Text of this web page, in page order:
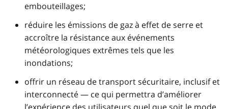
embouteillages;
réduire les émissions de gaz à effet de serre et
accroître la résistance aux événements
météorologiques extrêmes tels que les
inondations;
offrir un réseau de transport sécuritaire, inclusif et
interconnecté — ce qui permettra d’améliorer